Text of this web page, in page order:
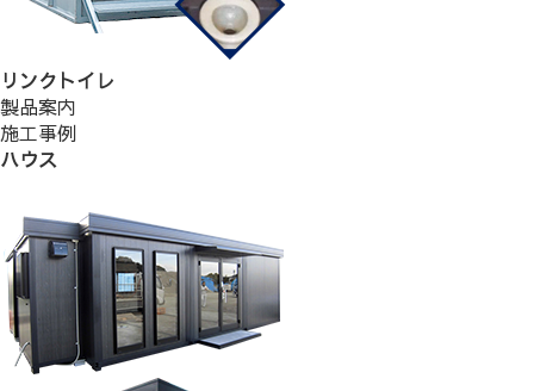
リンクトイレ
製品案内
施工事例
ハウス